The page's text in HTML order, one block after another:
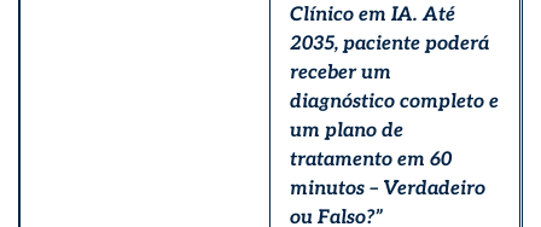
Clínico em IA. Até
2035, paciente poderá
receber um
diagnóstico completo e
um plano de
tratamento em 60
minutos – Verdadeiro
ou Falso?”